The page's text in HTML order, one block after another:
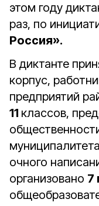
этом году
раз, по
Россия».
В диктанте
корпус,
предприятий
11 классов,
муниципалитета
очного
организовано 7